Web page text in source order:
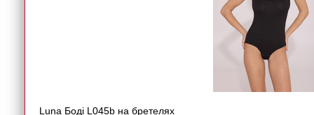
Luna Боді L045b на бретелях